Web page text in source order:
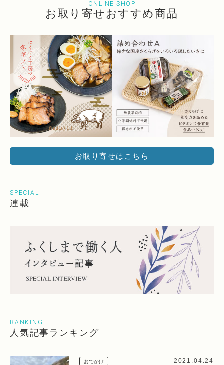
ONLINE SHOP
お取り寄せおすすめ商品
お取り寄せはこちら
SPECIAL
連載
RANKING
人気記事ランキング
おでかけ 2021.04.24